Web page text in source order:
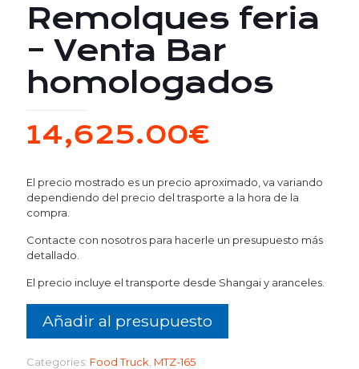
Remolques feria
– Venta Bar
homologados
14,625.00€
El precio mostrado es un precio aproximado, va variando
dependiendo del precio del trasporte a la hora de la
compra.
Contacte con nosotros para hacerle un presupuesto más
detallado.
El precio incluye el transporte desde Shangai y aranceles.
Añadir al presupuesto
Categories: Food Truck MTZ-165